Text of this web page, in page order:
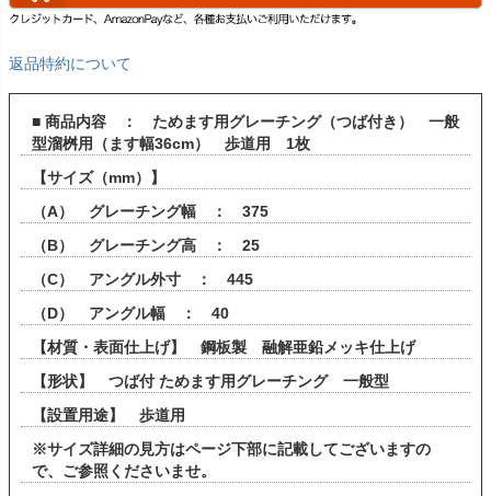
返品特約について
■ 商品内容 ： ためます用グレーチング（つば付き） 一般
型溜桝用（ます幅36cm） 歩道用 1枚
【サイズ（mm）】
（A） グレーチング幅 ： 375
（B） グレーチング高 ： 25
（C） アングル外寸 ： 445
（D） アングル幅 ： 40
【材質・表面仕上げ】 鋼板製 融解亜鉛メッキ仕上げ
【形状】 つば付 ためます用グレーチング 一般型
【設置用途】 歩道用
※サイズ詳細の見方はページ下部に記載してございますの
で、ご参照くださいませ。